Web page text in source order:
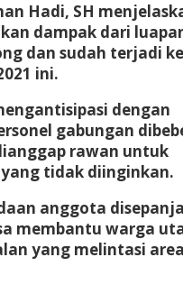
Hadi, SH
dampak dari
dan sudah terjadi
ini.
dengan
gabungan
rawan untuk
tidak diinginkan.
anggota
membantu warga
yang melintasi